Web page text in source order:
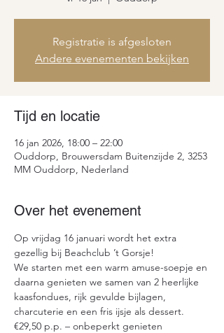
Registratie is afgesloten
Andere evenementen bekijken
Tijd en locatie
16 jan 2026, 18:00 – 22:00
Ouddorp, Brouwersdam Buitenzijde 2, 3253
MM Ouddorp, Nederland
Over het evenement
Op vrijdag 16 januari wordt het extra
gezellig bij Beachclub ’t Gorsje!
We starten met een warm amuse-soepje en
daarna genieten we samen van 2 heerlijke
kaasfondues, rijk gevulde bijlagen,
charcuterie en een fris ijsje als dessert.
€29,50 p.p. – onbeperkt genieten